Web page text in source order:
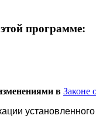
программе:
в Законе